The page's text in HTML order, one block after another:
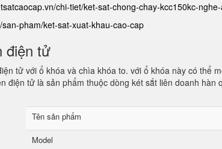
chi-tiet/ket-sat-chong-chay-kcc150kc-
pham/ket-sat-xuat-khau-cao-cap
điện tử
tử với ổ khóa và chìa khóa to. với ổ khóa này có thể
điện tử là sản phẩm thuộc dòng két sắt liên doanh hàn
Tên sản phẩm
Model